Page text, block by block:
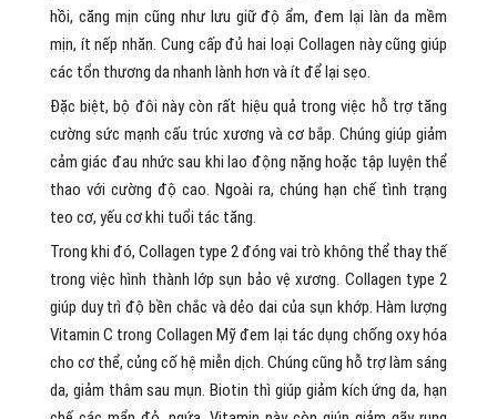
hồi, căng mịn cũng như lưu giữ độ ẩm, đem lại làn da mềm
mịn, ít nếp nhăn. Cung cấp đủ hai loại Collagen này cũng giúp
các tổn thương da nhanh lành hơn và ít để lại sẹo.
Đặc biệt, bộ đôi này còn rất hiệu quả trong việc hỗ trợ tăng
cường sức mạnh cấu trúc xương và cơ bắp. Chúng giúp giảm
cảm giác đau nhức sau khi lao động nặng hoặc tập luyện thể
thao với cường độ cao. Ngoài ra, chúng hạn chế tình trạng
teo cơ, yếu cơ khi tuổi tác tăng.
Trong khi đó, Collagen type 2 đóng vai trò không thể thay thế
trong việc hình thành lớp sụn bảo vệ xương. Collagen type 2
giúp duy trì độ bền chắc và dẻo dai của sụn khớp. Hàm lượng
Vitamin C trong Collagen Mỹ đem lại tác dụng chống oxy hóa
cho cơ thể, củng cố hệ miễn dịch. Chúng cũng hỗ trợ làm sáng
da, giảm thâm sau mụn. Biotin thì giúp giảm kích ứng da, hạn